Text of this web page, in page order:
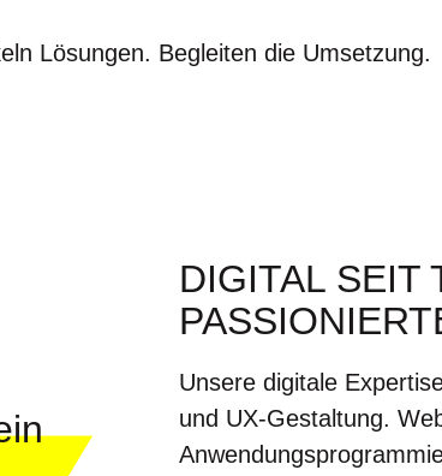
Lösungen. Begleiten die Umsetzung.
DIGITAL SEIT
Unsere digitale
und UX-Gestaltung.